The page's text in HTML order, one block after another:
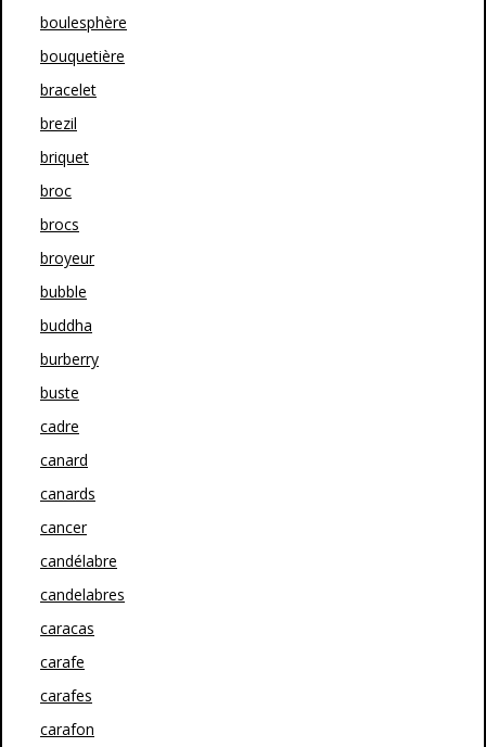
boulesphère
bouquetière
bracelet
brezil
briquet
broc
brocs
broyeur
bubble
buddha
burberry
buste
cadre
canard
canards
cancer
candélabre
candelabres
caracas
carafe
carafes
carafon